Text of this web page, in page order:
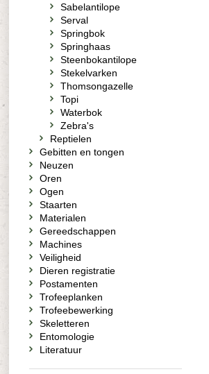
Sabelantilope
Serval
Springbok
Springhaas
Steenbokantilope
Stekelvarken
Thomsongazelle
Topi
Waterbok
Zebra's
Reptielen
Gebitten en tongen
Neuzen
Oren
Ogen
Staarten
Materialen
Gereedschappen
Machines
Veiligheid
Dieren registratie
Postamenten
Trofeeplanken
Trofeebewerking
Skeletteren
Entomologie
Literatuur